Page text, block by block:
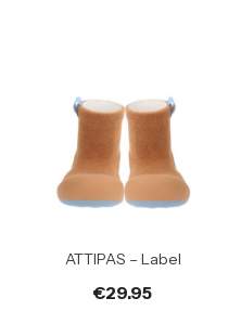
ATTIPAS – Label
€29.95